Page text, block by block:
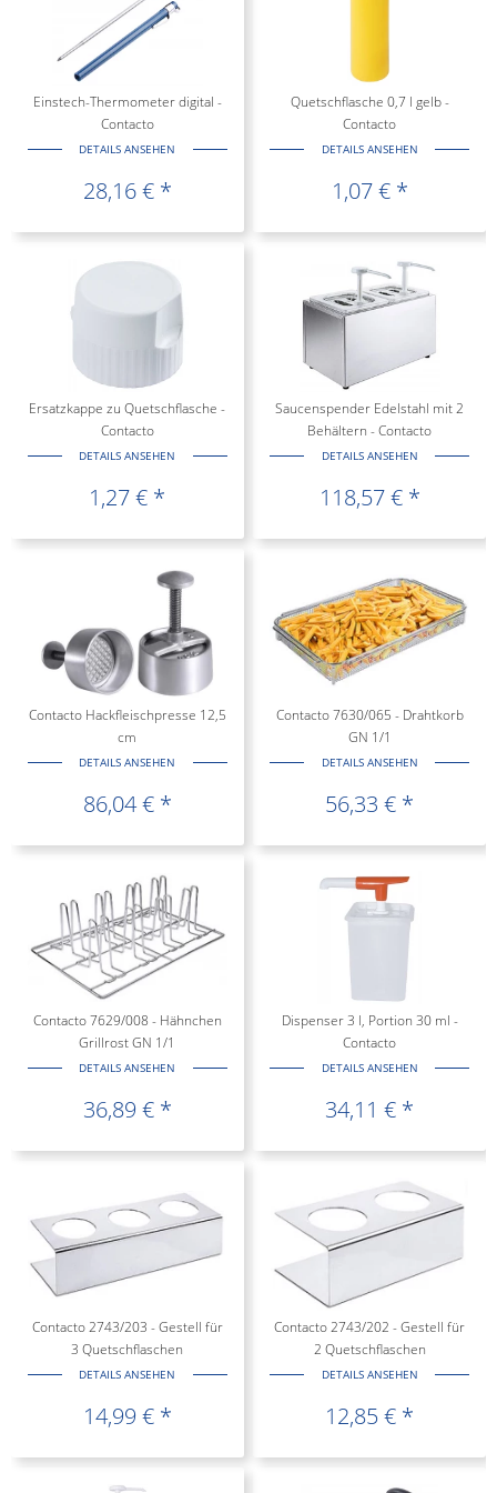
Einstech-Thermometer digital -
Contacto
DETAILS ANSEHEN
28,16 € *
Quetschflasche 0,7 l gelb -
Contacto
DETAILS ANSEHEN
1,07 € *
Ersatzkappe zu Quetschflasche -
Contacto
DETAILS ANSEHEN
1,27 € *
Saucenspender Edelstahl mit 2
Behältern - Contacto
DETAILS ANSEHEN
118,57 € *
Contacto Hackfleischpresse 12,5
cm
DETAILS ANSEHEN
86,04 € *
Contacto 7630/065 - Drahtkorb
GN 1/1
DETAILS ANSEHEN
56,33 € *
Contacto 7629/008 - Hähnchen
Grillrost GN 1/1
DETAILS ANSEHEN
36,89 € *
Dispenser 3 l, Portion 30 ml -
Contacto
DETAILS ANSEHEN
34,11 € *
Contacto 2743/203 - Gestell für
3 Quetschflaschen
DETAILS ANSEHEN
14,99 € *
Contacto 2743/202 - Gestell für
2 Quetschflaschen
DETAILS ANSEHEN
12,85 € *